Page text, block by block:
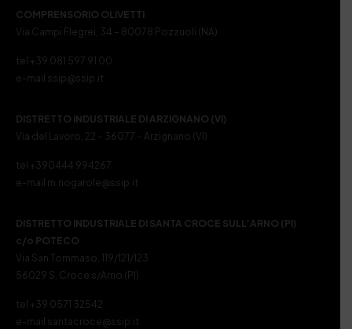
COMPRENSORIO OLIVETTI
Via Campi Flegrei, 34 – 80078 Pozzuoli (NA)
tel +39 081 597 91 00
e-mail ssip@ssip.it
DISTRETTO INDUSTRIALE DI ARZIGNANO (VI)
Via del Lavoro, 22 – 36077 – Arzignano (VI)
tel +390444 994267
e-mail m.nogarole@ssip.it
DISTRETTO INDUSTRIALE DI SANTA CROCE SULL’ARNO (PI)
c/o POTECO
Via San Tommaso, 119/121/123
56029 S. Croce s/Arno (PI)
tel +39 0571 32542
e-mail santacroce@ssip.it